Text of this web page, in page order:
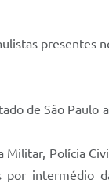
presentes
de São Paulo
Polícia
intermédio